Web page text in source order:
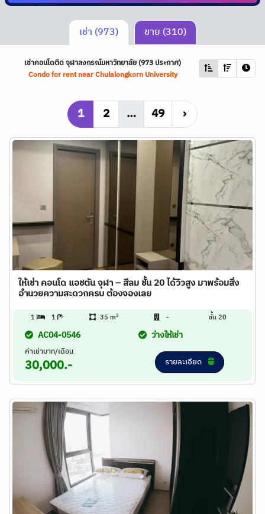
เช่า (973) ขาย (310)
เช่าคอนโดติด จุฬาลงกรณ์มหาวิทยาลัย (973 ประกาศ)
Condo for rent near Chulalongkorn University
1 2 … 49 ›
ให้เช่า คอนโด แอชตัน จุฬา – สีลม ชั้น 20 ได้วิวสูง มาพร้อมสิ่ง
อำนวยความสะดวกครบ ต้องจองเลย
1 1 35 m2 - ชั้น 20
AC04-0546 ว่างให้เช่า
ค่าเช่าบาท/เดือน
30,000.- รายละเอียด